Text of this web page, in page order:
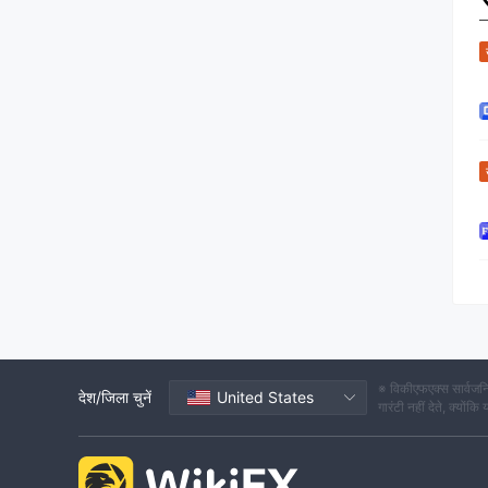
देश/जिला चुनें United States
※ विकीएफएक्स
गारंटी नहीं देते,